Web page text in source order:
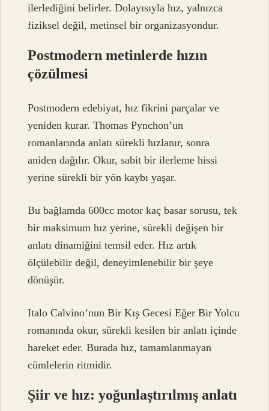
ilerlediğini belirler. Dolayısıyla hız, yalnızca
fiziksel değil, metinsel bir organizasyondur.
Postmodern metinlerde hızın
çözülmesi
Postmodern edebiyat, hız fikrini parçalar ve
yeniden kurar. Thomas Pynchon’un
romanlarında anlatı sürekli hızlanır, sonra
aniden dağılır. Okur, sabit bir ilerleme hissi
yerine sürekli bir yön kaybı yaşar.
Bu bağlamda 600cc motor kaç basar sorusu, tek
bir maksimum hız yerine, sürekli değişen bir
anlatı dinamiğini temsil eder. Hız artık
ölçülebilir değil, deneyimlenebilir bir şeye
dönüşür.
Italo Calvino’nun Bir Kış Gecesi Eğer Bir Yolcu
romanında okur, sürekli kesilen bir anlatı içinde
hareket eder. Burada hız, tamamlanmayan
cümlelerin ritmidir.
Şiir ve hız: yoğunlaştırılmış anlatı